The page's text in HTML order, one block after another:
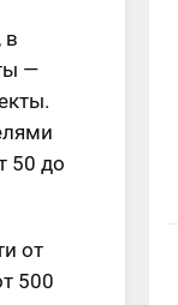
в
—
50 до
от
500